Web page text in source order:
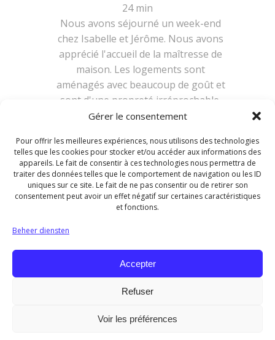
Gérer le consentement
Pour offrir les meilleures expériences, nous utilisons des technologies
telles que les cookies pour stocker et/ou accéder aux informations des
appareils. Le fait de consentir à ces technologies nous permettra de
traiter des données telles que le comportement de navigation ou les ID
uniques sur ce site. Le fait de ne pas consentir ou de retirer son
consentement peut avoir un effet négatif sur certaines caractéristiques
et fonctions.
Beheer diensten
Accepter
Refuser
Voir les préférences
24 min
Nous avons séjourné un week-end
chez Isabelle et Jérôme. Nous avons
apprécié l'accueil de la maîtresse de
maison. Les logements sont
aménagés avec beaucoup de goût et
sont d'une propreté irréprochable.
On se sent comme chez soi. Tout est
connue.
Beheerdersantwoord:
Merci pour votre
commentaire, au plaisir de
de
© 2026 Les Gîtes de l'Orée du Bois. Tous droits